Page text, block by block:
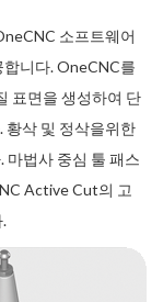
소프트웨어
니다. OneCNC를
표면을 생성하여 단
황삭 및 정삭을위한
마법사 중심 툴 패스
Active Cut의 고